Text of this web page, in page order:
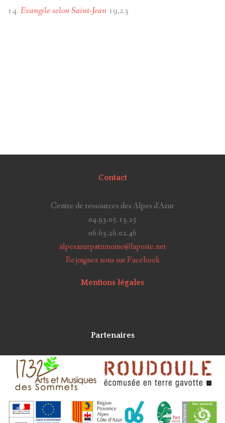
14. Evangile selon Saint-Jean 19,23
Contact
Centre de ressources des Alpes d'Azur
04.93.05.13.25
06.63.26.02.46
alpesazurpatrimoine@laposte.net
Rejoignez nous sur Facebook
Mentions légales
Partenaires
Alpes Azur Patrimoine Réalisé avecGravet CollectiveAccessen 2018 par Idéesculture